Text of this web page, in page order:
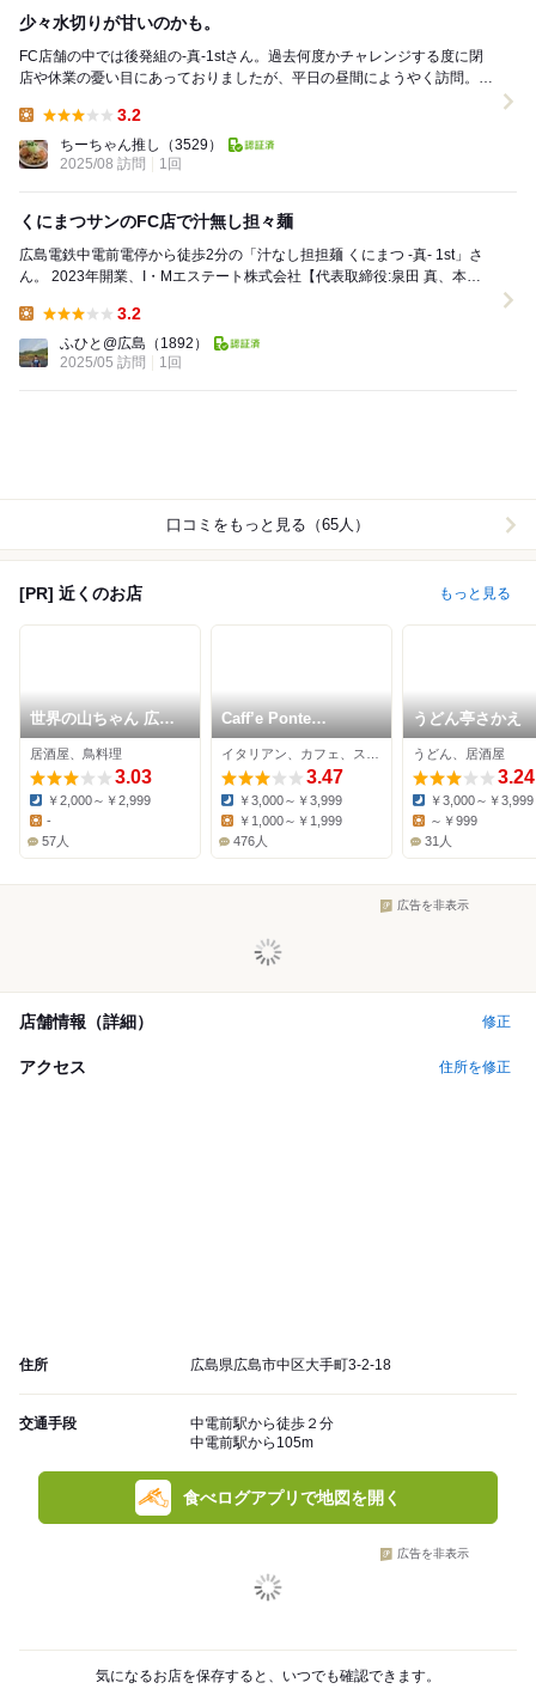
少々水切りが甘いのかも。
FC店舗の中では後発組の-真-1stさん。過去何度かチャレンジする度に閉
店や休業の憂い目にあっておりましたが、平日の昼間にようやく訪問。久
3.2
ちーちゃん推し
（3529）
2025/08 訪問
1回
くにまつサンのFC店で汁無し担々麺
広島電鉄中電前電停から徒歩2分の「汁なし担担麺 くにまつ -真- 1st」さ
ん。 2023年開業、I・Mエステート株式会社【代表取締役:泉田 真、本社:
3.2
ふひと@広島 （1892）
2025/05 訪問
1回
口コミをもっと見る（65人）
[PR] 近くのお店 もっと見る
世界の山ちゃん 広島
大手町店
居酒屋、鳥料理
3.03
Dinner:
￥2,000～￥2,999
Lunch:
-
57人
Caff’e Ponte
ITALIANO
3.47
Dinner:
￥3,000～￥3,999
￥1,000～￥1,999
476人
うどん亭さかえ
うどん、居酒屋
3.24
Dinner:
￥3,000～￥3,999
Lunch:
～￥999
31人
広告を非表示
店舗情報（詳細） 修正
アクセス 住所を修正
住所 広島県広島市中区大手町3-2-18
交通手段
中電前駅から徒歩２分
中電前駅から105m
食べログアプリで地図を開く
広告を非表示
気になるお店を保存すると、いつでも確認できます。